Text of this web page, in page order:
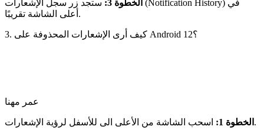
الخطوة 3:
ستجد زر سجل الإشعارات (Notification History) في
أعلى الشاشة تقريبًا.
3. كيف أرى الإشعارات المحذوفة على Android 12؟
عمر مهنا
الخطوة 1: اسحب الشاشة من الأعلى الى للأسفل لرؤية الإشعارات.